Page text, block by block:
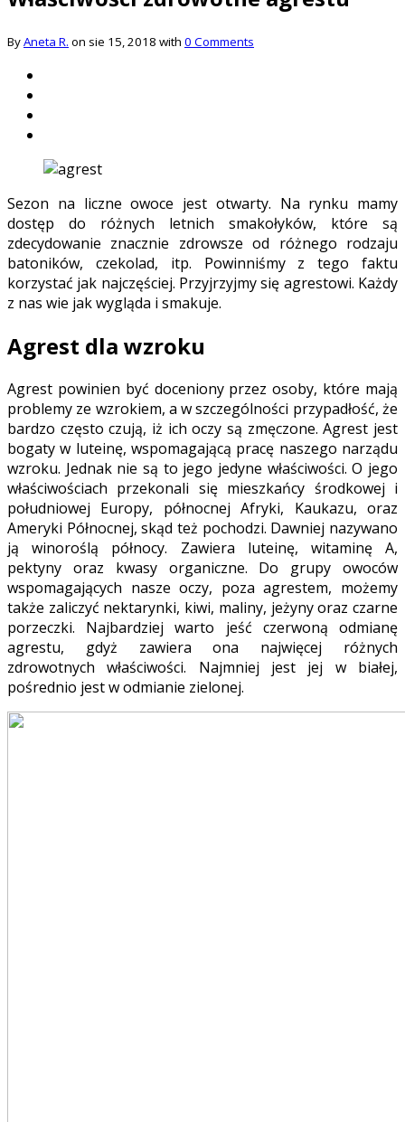
ByAneta R. on sie 15, 2018 with 0 Comments
Sezon na liczne owoce jest otwarty. Na rynku mamy
dostęp do różnych letnich smakołyków, które są
zdecydowanie znacznie zdrowsze od różnego rodzaju
batoników, czekolad, itp. Powinniśmy z tego faktu
korzystać jak najczęściej. Przyjrzyjmy się agrestowi. Każdy
z nas wie jak wygląda i smakuje.
Agrest dla wzroku
Agrest powinien być doceniony przez osoby, które mają
problemy ze wzrokiem, a w szczególności przypadłość, że
bardzo często czują, iż ich oczy są zmęczone. Agrest jest
bogaty w luteinę, wspomagającą pracę naszego narządu
wzroku. Jednak nie są to jego jedyne właściwości. O jego
właściwościach przekonali się mieszkańcy środkowej i
południowej Europy, północnej Afryki, Kaukazu, oraz
Ameryki Północnej, skąd też pochodzi. Dawniej nazywano
ją winoroślą północy. Zawiera luteinę, witaminę A,
pektyny oraz kwasy organiczne. Do grupy owoców
wspomagających nasze oczy, poza agrestem, możemy
także zaliczyć nektarynki, kiwi, maliny, jeżyny oraz czarne
porzeczki. Najbardziej warto jeść czerwoną odmianę
agrestu, gdyż zawiera ona najwięcej różnych
zdrowotnych właściwości. Najmniej jest jej w białej,
pośrednio jest w odmianie zielonej.